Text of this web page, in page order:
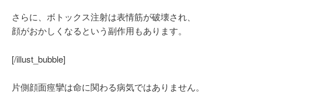
さらに、ボトックス注射は表情筋が破壊され、
顔がおかしくなるという副作用もあります。
[/illust_bubble]
片側顔面痙攣は命に関わる病気ではありません。